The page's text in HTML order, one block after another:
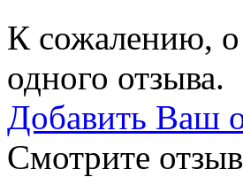
К сожалению, о
одного отзыва.
Добавить Ваш
Смотрите